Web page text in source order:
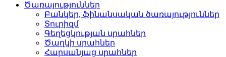
Ծառայություններ
Բանկեր, ֆինանսական ծա­ռայություններ
Տուրիզմ­
Գեղեցկության սրահներ­
Ծաղկի սրահներ­
Հարսանյաց սրահներ